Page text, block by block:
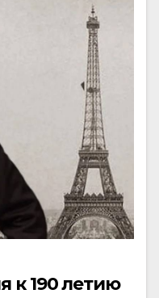
к 190 летию